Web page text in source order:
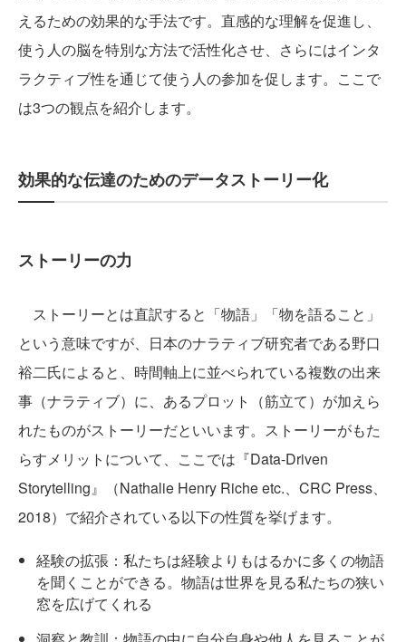
えるための効果的な手法です。直感的な理解を促進し、
使う人の脳を特別な方法で活性化させ、さらにはインタ
ラクティブ性を通じて使う人の参加を促します。ここで
は3つの観点を紹介します。
効果的な伝達のためのデータストーリー化
ストーリーの力
ストーリーとは直訳すると「物語」「物を語ること」
という意味ですが、日本のナラティブ研究者である野口
裕二氏によると、時間軸上に並べられている複数の出来
事（ナラティブ）に、あるプロット（筋立て）が加えら
れたものがストーリーだといいます。ストーリーがもた
らすメリットについて、ここでは『Data-Driven
Storytelling』（Nathalie Henry Riche etc.、CRC Press、
2018）で紹介されている以下の性質を挙げます。
経験の拡張：私たちは経験よりもはるかに多くの物語
を聞くことができる。物語は世界を見る私たちの狭い
窓を広げてくれる